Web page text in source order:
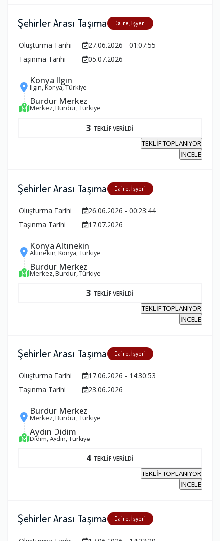
Şehirler Arası Taşıma Daire, İşyeri
Oluşturma Tarihi
27.06.2026 - 01:07:55
Taşınma Tarihi
05.07.2026
Konya Ilgın
Ilgın, Konya, Türkiye
Burdur Merkez
Merkez, Burdur, Türkiye
3 TEKLİF VERİLDİ
TEKLİF TOPLANIYOR
İNCELE
Şehirler Arası Taşıma Daire, İşyeri
Oluşturma Tarihi
26.06.2026 - 00:23:44
Taşınma Tarihi
17.07.2026
Konya Altınekin
Altınekin, Konya, Türkiye
Burdur Merkez
Merkez, Burdur, Türkiye
3 TEKLİF VERİLDİ
TEKLİF TOPLANIYOR
İNCELE
Şehirler Arası Taşıma Daire, İşyeri
Oluşturma Tarihi
17.06.2026 - 14:30:53
Taşınma Tarihi
23.06.2026
Burdur Merkez
Merkez, Burdur, Türkiye
Aydın Didim
Didim, Aydın, Türkiye
4 TEKLİF VERİLDİ
TEKLİF TOPLANIYOR
İNCELE
Şehirler Arası Taşıma Daire, İşyeri